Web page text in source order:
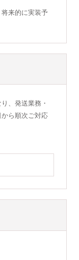
来的に実装予
、発送業務・
ら順次ご対応